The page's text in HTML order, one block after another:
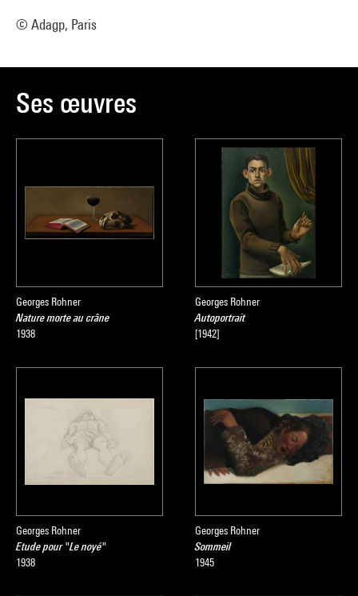
© Adagp, Paris
Ses œuvres
Georges Rohner
Nature morte au crâne
1938
Georges Rohner
Autoportrait
[1942]
Georges Rohner
Etude pour "Le noyé"
1938
Georges Rohner
Sommeil
1945